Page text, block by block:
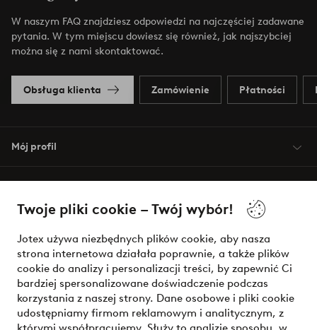
Twoje pliki cookie – Twój wybór!
Jotex używa niezbędnych plików cookie, aby nasza
strona internetowa działała poprawnie, a także plików
cookie do analizy i personalizacji treści, by zapewnić Ci
bardziej spersonalizowane doświadczenie podczas
korzystania z naszej strony. Dane osobowe i pliki cookie
udostępniamy firmom reklamowym i analitycznym, z
W naszym FAQ znajdziesz odpowiedzi na najczęściej zadawane
pytania. W tym miejscu dowiesz się również, jak najszybciej
można się z nami skontaktować.
Obsługa klienta Zamówienie Płatności
Mój profil
Warunki
Bezpieczne płatności - zapłać teraz lub podziel się